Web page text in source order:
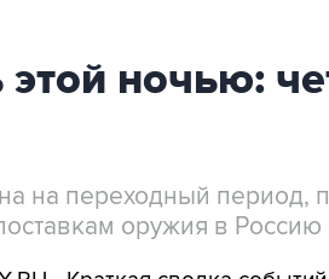
ночью:
на переходный период,
оружия в